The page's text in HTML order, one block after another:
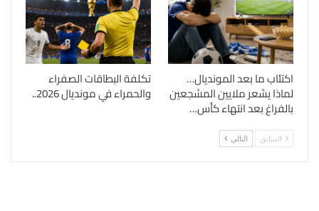
اكتئاب ما بعد المونديال…
لماذا يشعر ملايين المشجعين
بالفراغ بعد انتهاء كأس…
تكلفة البطاقات الصفراء
والحمراء في مونديال 2026..
السابق التالي